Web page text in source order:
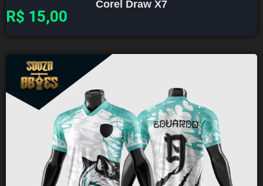
Corel Draw X7
R$ 15,00